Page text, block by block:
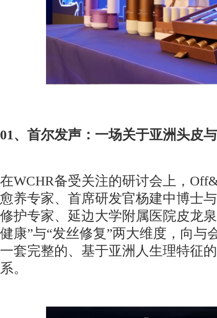
01、首尔发声：一场关于亚洲头皮
在WCHR备受关注的研讨会上，
愈养专家、首席研发官杨建中博士
修护专家、延边大学附属医院皮龙
健康”与“发丝修复”两大维度，向与
一套完整的、基于亚洲人生理特征
系。